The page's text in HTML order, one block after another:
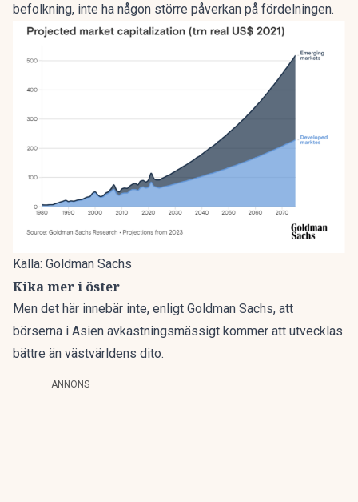
befolkning, inte ha någon större påverkan på fördelningen.
Källa: Goldman Sachs
Kika mer i öster
Men det här innebär inte, enligt Goldman Sachs, att
börserna i Asien avkastningsmässigt kommer att utvecklas
bättre än västvärldens dito.
ANNONS